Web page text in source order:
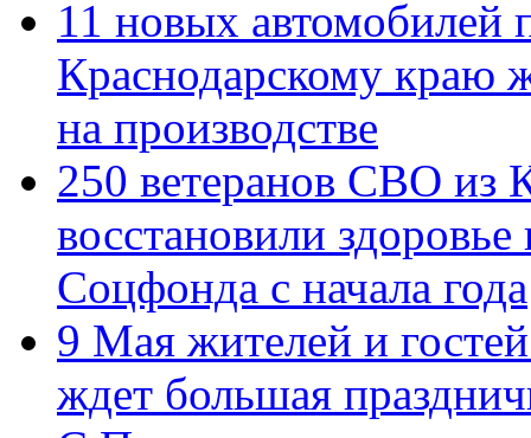
11 новых автомобилей
Краснодарскому краю
на производстве
250 ветеранов СВО из
восстановили
Соцфонда с начала года
9 Мая жителей и
ждет большая